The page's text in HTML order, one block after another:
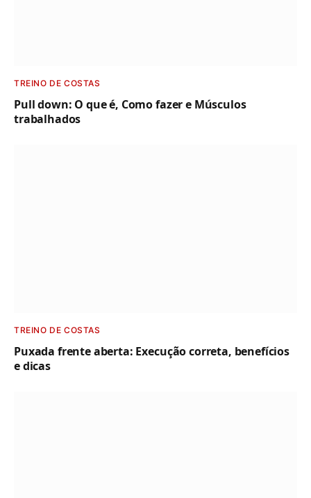
TREINO DE COSTAS
Pull down: O que é, Como fazer e Músculos
trabalhados
TREINO DE COSTAS
Puxada frente aberta: Execução correta, benefícios
e dicas